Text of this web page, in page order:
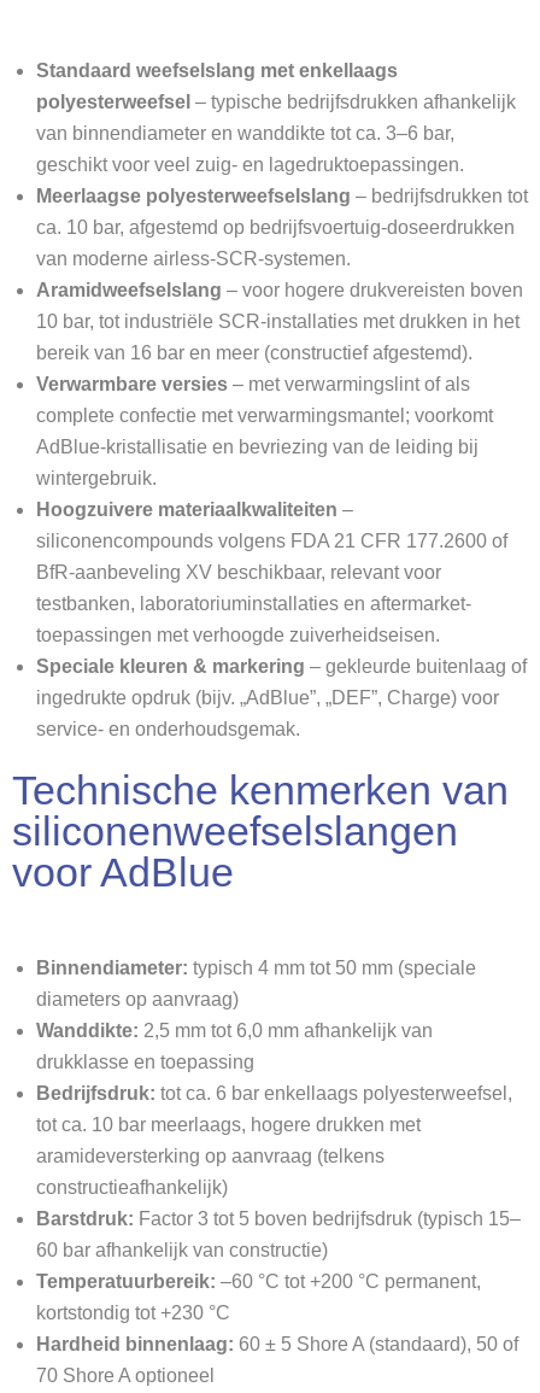
Standaard weefselslang met enkellaags
polyesterweefsel – typische bedrijfsdrukken afhankelijk
van binnendiameter en wanddikte tot ca. 3–6 bar,
geschikt voor veel zuig- en lagedruktoepassingen.
Meerlaagse polyesterweefselslang – bedrijfsdrukken tot
ca. 10 bar, afgestemd op bedrijfsvoertuig-doseerdrukken
van moderne airless-SCR-systemen.
Aramidweefselslang – voor hogere drukvereisten boven
10 bar, tot industriële SCR-installaties met drukken in het
bereik van 16 bar en meer (constructief afgestemd).
Verwarmbare versies – met verwarmingslint of als
complete confectie met verwarmingsmantel; voorkomt
AdBlue-kristallisatie en bevriezing van de leiding bij
wintergebruik.
Hoogzuivere materiaalkwaliteiten –
siliconencompounds volgens FDA 21 CFR 177.2600 of
BfR-aanbeveling XV beschikbaar, relevant voor
testbanken, laboratoriuminstallaties en aftermarket-
toepassingen met verhoogde zuiverheidseisen.
Speciale kleuren & markering – gekleurde buitenlaag of
ingedrukte opdruk (bijv. „AdBlue”, „DEF”, Charge) voor
service- en onderhoudsgemak.
Technische kenmerken van
siliconenweefselslangen
voor AdBlue
Binnendiameter: typisch 4 mm tot 50 mm (speciale
diameters op aanvraag)
Wanddikte: 2,5 mm tot 6,0 mm afhankelijk van
drukklasse en toepassing
Bedrijfsdruk: tot ca. 6 bar enkellaags polyesterweefsel,
tot ca. 10 bar meerlaags, hogere drukken met
aramideversterking op aanvraag (telkens
constructieafhankelijk)
Barstdruk: Factor 3 tot 5 boven bedrijfsdruk (typisch 15–
60 bar afhankelijk van constructie)
Temperatuurbereik: –60 °C tot +200 °C permanent,
kortstondig tot +230 °C
Hardheid binnenlaag: 60 ± 5 Shore A (standaard), 50 of
70 Shore A optioneel